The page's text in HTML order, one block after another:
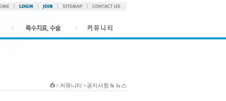
> 커뮤니티 > 공지사항 & 뉴스